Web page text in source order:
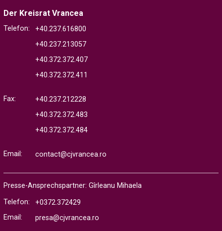
Der Kreisrat Vrancea
Telefon:
+40.237.616800
+40.237.213057
+40.372.372.407
+40.372.372.411
Fax:
+40.237.212228
+40.372.372.483
+40.372.372.484
Email: contact@cjvrancea.ro
Presse-Ansprechspartner: Gîrleanu Mihaela
Telefon:
+0372.372429
Email:
presa@cjvrancea.ro